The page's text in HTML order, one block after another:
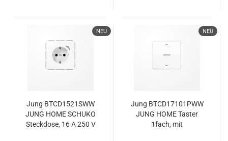
NEU
Jung BTCD1521SWW
JUNG HOME SCHUKO
Steckdose, 16 A 250 V
NEU
Jung BTCD17101PWW
JUNG HOME Taster
1fach, mit